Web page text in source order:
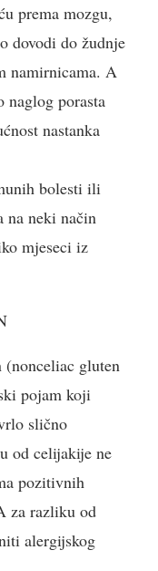
prema mozgu,
dovodi do žudnje
namirnicama. A
naglog porasta
nastanka
bolesti ili
na neki način
mjeseci iz
gluten
pojam koji
slično
od celijakije ne
pozitivnih
za razliku od
alergijskog